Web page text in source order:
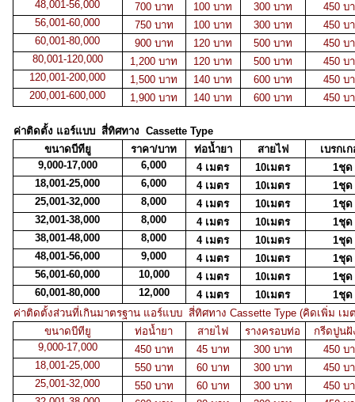
48,001-56,000
700 บาท 100 บาท 300 บาท
450 บ
56,001-60,000
750 บาท 100 บาท 300 บาท
450 บ
60,001-80,000
900 บาท 120 บาท 500 บาท
450 บ
80,001-120,000
1,200 บาท 120 บาท 500 บาท
450 บ
120,001-200,000
1,500 บาท 140 บาท 600 บาท
450 บ
200,001-600,000
1,900 บาท 140 บาท 600 บาท 450 บ
ค่าติดตั้ง แอร์แบบ สี่ทิศทาง Cassette Type
ขนาดบีทียู
ราคา/บาท ท่อน้ำยา สายไฟ
เบรกเ
9,000-17,000
6,000 4 เมตร 10เมตร
1ชุด
18,001-25,000
6,000 4 เมตร 10เมตร
1ชุด
25,001-32,000
8,000 4 เมตร 10เมตร
1ชุด
32,001-38,000
8,000 4 เมตร 10เมตร
1ชุด
38,001-48,000
8,000 4 เมตร 10เมตร
1ชุด
48,001-56,000
9,000 4 เมตร 10เมตร
1ชุด
56,001-60,000
10,000 4 เมตร 10เมตร
1ชุด
60,001-80,000
12,000 4 เมตร 10เมตร
1ชุด
ค่าติดตั้งส่วนที่เกินมาตรฐาน แอร์แบบ สี่ทิศทาง Cassette Type (คิดเพิ่ม เม
ขนาดบีทียู
ท่อน้ำยา สายไฟ รางครอบท่อ
กรีดปูนฝั
9,000-17,000
450 บาท 45 บาท 300 บาท
450 บ
18,001-25,000
550 บาท 60 บาท 300 บาท
450 บ
25,001-32,000
550 บาท 60 บาท 300 บาท
450 บ